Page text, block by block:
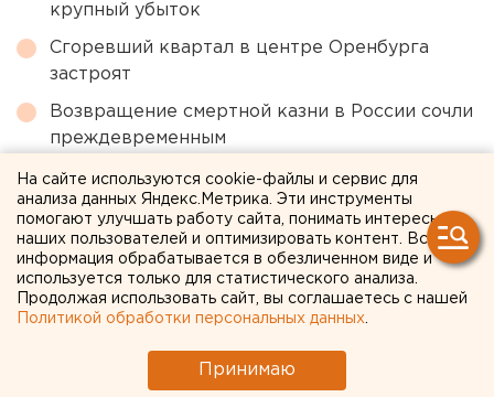
крупный убыток
Сгоревший квартал в центре Оренбурга
застроят
Возвращение смертной казни в России сочли
преждевременным
МИД призвал россиян готовиться к затяжной
войне
Федеральные компании не могут найти в
Екатеринбурге земли под апартаменты
На сайте используются cookie-файлы и сервис для
анализа данных Яндекс.Метрика. Эти инструменты
помогают улучшать работу сайта, понимать интересы
наших пользователей и оптимизировать контент. Вся
информация обрабатывается в обезличенном виде и
используется только для статистического анализа.
Продолжая использовать сайт, вы соглашаетесь с нашей
Политикой обработки персональных данных
Принимаю